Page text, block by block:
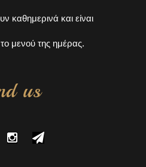
καθημερινά και είναι
μενού της ημέρας.
us